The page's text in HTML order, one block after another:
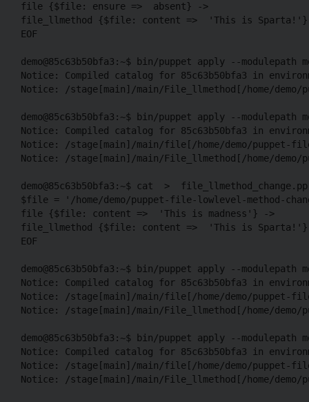
file {$file: ensure =>  absent} ->
file_llmethod {$file: content =>  'This is Sparta!'}
EOF
demo@85c63b50bfa3:~$ bin/puppet apply --
Notice: Compiled catalog for 85c63b50bfa3 in
Notice: /stage[main]/main/File_llmethod[/home/
demo@85c63b50bfa3:~$ bin/puppet apply --
Notice: Compiled catalog for 85c63b50bfa3 in
Notice: /stage[main]/main/file[/home/demo/puppet-
Notice: /stage[main]/main/File_llmethod[/home/
demo@85c63b50bfa3:~$ cat  >  file_llmethod_change.pp
$file = '/home/demo/puppet-file-lowlevel-method-
file {$file: content =>  'This is madness'} ->
file_llmethod {$file: content =>  'This is Sparta!'}
EOF
demo@85c63b50bfa3:~$ bin/puppet apply --modulepath
Notice: Compiled catalog for 85c63b50bfa3 in
Notice: /stage[main]/main/file[/home/demo/puppet-file-
Notice: /stage[main]/main/File_llmethod[/home/
demo@85c63b50bfa3:~$ bin/puppet apply --modulepath
Notice: Compiled catalog for 85c63b50bfa3 in
Notice: /stage[main]/main/file[/home/demo/puppet-file-